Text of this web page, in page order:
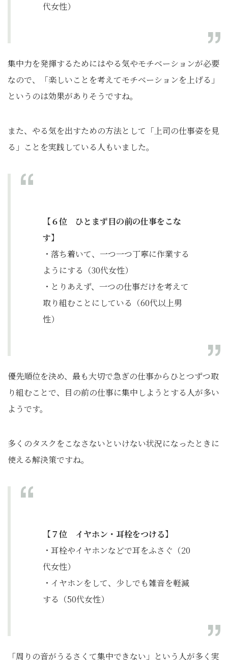
代女性）
集中力を発揮するためにはやる気やモチベーションが必要
なので、「楽しいことを考えてモチベーションを上げる」
というのは効果がありそうですね。
また、やる気を出すための方法として「上司の仕事姿を見
る」ことを実践している人もいました。
【６位 ひとまず目の前の仕事をこな
す】
・落ち着いて、一つ一つ丁寧に作業する
ようにする（30代女性）
・とりあえず、一つの仕事だけを考えて
取り組むことにしている（60代以上男
性）
優先順位を決め、最も大切で急ぎの仕事からひとつずつ取
り組むことで、目の前の仕事に集中しようとする人が多い
ようです。
多くのタスクをこなさないといけない状況になったときに
使える解決策ですね。
【７位 イヤホン・耳栓をつける】
・耳栓やイヤホンなどで耳をふさぐ（20
代女性）
・イヤホンをして、少しでも雑音を軽減
する（50代女性）
「周りの音がうるさくて集中できない」という人が多く実